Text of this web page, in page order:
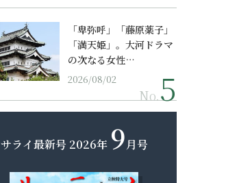
「卑弥呼」「藤原薬子」
「満天姫」。大河ドラマ
の次なる女性…
2026/08/02
No.
サライ最新号 2026年 9月号